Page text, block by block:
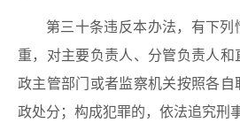
第三十条违反本办法，有下列
重，对主要负责人、分管负责人
政主管部门或者监察机关按照各
政处分；构成犯罪的，依法追究刑